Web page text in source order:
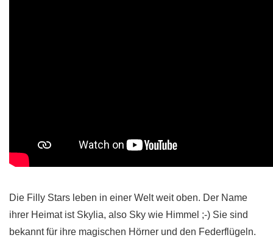
Die Filly Stars leben in einer Welt weit oben. Der Name
ihrer Heimat ist Skylia, also Sky wie Himmel ;-) Sie sind
bekannt für ihre magischen Hörner und den Federflügeln.